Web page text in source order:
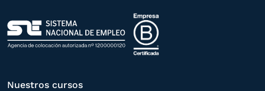
Nuestros cursos